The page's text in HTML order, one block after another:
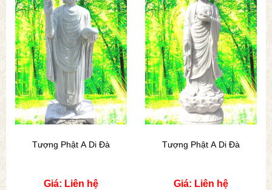
Tượng Phật A Di Đà
Giá: Liên hệ
Tượng Phật A Di Đà
Giá: Liên hệ